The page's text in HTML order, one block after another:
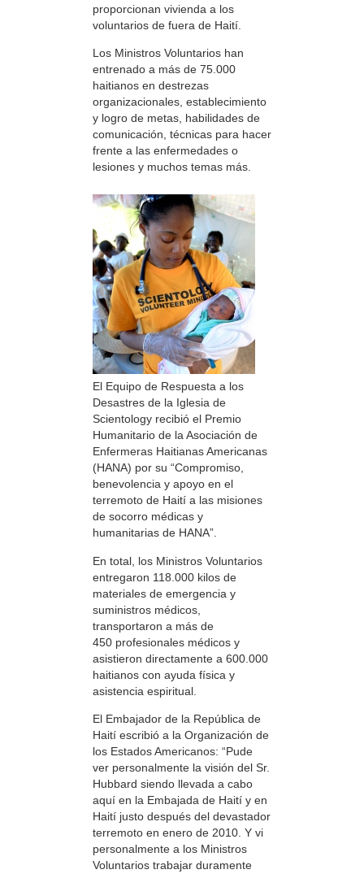
proporcionan vivienda a los
voluntarios de fuera de Haití.
Los Ministros Voluntarios han
entrenado a más de 75.000
haitianos en destrezas
organizacionales, establecimiento
y logro de metas, habilidades de
comunicación, técnicas para hacer
frente a las enfermedades o
lesiones y muchos temas más.
El Equipo de Respuesta a los
Desastres de la Iglesia de
Scientology recibió el Premio
Humanitario de la Asociación de
Enfermeras Haitianas Americanas
(HANA) por su “Compromiso,
benevolencia y apoyo en el
terremoto de Haití a las misiones
de socorro médicas y
humanitarias de HANA”.
En total, los Ministros Voluntarios
entregaron 118.000 kilos de
materiales de emergencia y
suministros médicos,
transportaron a más de
450 profesionales médicos y
asistieron directamente a 600.000
haitianos con ayuda física y
asistencia espiritual.
El Embajador de la República de
Haití escribió a la Organización de
los Estados Americanos: “Pude
ver personalmente la visión del Sr.
Hubbard siendo llevada a cabo
aquí en la Embajada de Haití y en
Haití justo después del devastador
terremoto en enero de 2010. Y vi
personalmente a los Ministros
Voluntarios trabajar duramente